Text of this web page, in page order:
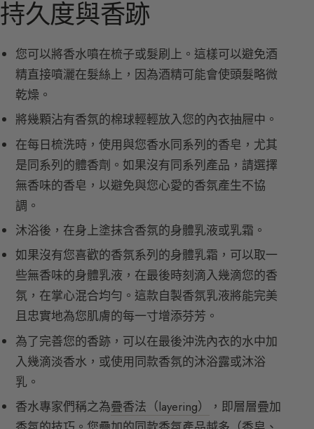
持久度與香跡
您可以將香水噴在梳子或髮刷上。這樣可以避免酒
精直接噴灑在髮絲上，因為酒精可能會使頭髮略微
乾燥。
將幾顆沾有香氛的棉球輕輕放入您的內衣抽屜中。
在每日梳洗時，使用與您香水同系列的香皂，尤其
是同系列的體香劑。如果沒有同系列產品，請選擇
無香味的香皂，以避免與您心愛的香氛產生不協
調。
沐浴後，在身上塗抹含香氛的身體乳液或乳霜。
如果沒有您喜歡的香氛系列的身體乳霜，可以取一
些無香味的身體乳液，在最後時刻滴入幾滴您的香
氛，在掌心混合均勻。這款自製香氛乳液將能完美
且忠實地為您肌膚的每一寸增添芬芳。
為了完善您的香跡，可以在最後沖洗內衣的水中加
入幾滴淡香水，或使用同款香氛的沐浴露或沐浴
乳。
香水專家們稱之為疊香法（layering）
，即層層疊加